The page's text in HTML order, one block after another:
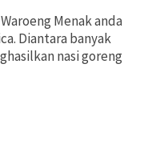
Menak anda
Diantara banyak
nasi goreng